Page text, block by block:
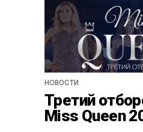
НОВОСТИ
Третий
Miss Queen